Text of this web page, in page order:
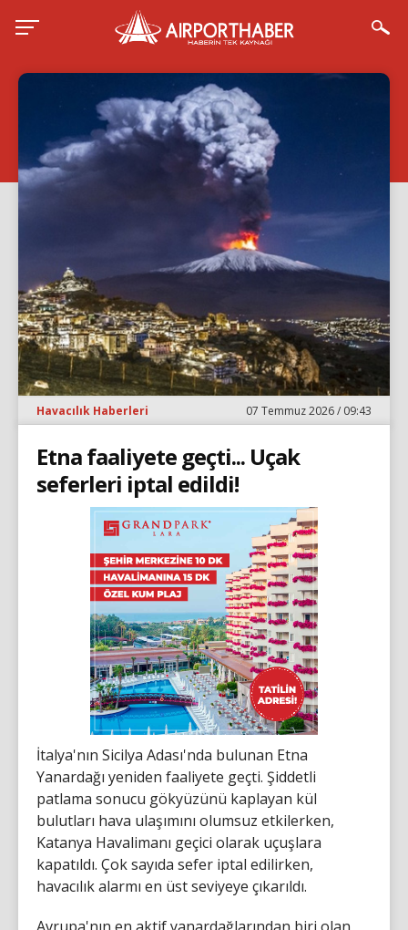
Havacılık Haberleri 07 Temmuz 2026 / 09:43
Etna faaliyete geçti... Uçak
seferleri iptal edildi!
İtalya'nın Sicilya Adası'nda bulunan Etna
Yanardağı yeniden faaliyete geçti. Şiddetli
patlama sonucu gökyüzünü kaplayan kül
bulutları hava ulaşımını olumsuz etkilerken,
Katanya Havalimanı geçici olarak uçuşlara
kapatıldı. Çok sayıda sefer iptal edilirken,
havacılık alarmı en üst seviyeye çıkarıldı.
Avrupa'nın en aktif yanardağlarından biri olan